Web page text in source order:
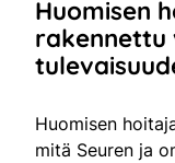
Huomisen
rakennettu
Huomisen
mitä Seuren ja